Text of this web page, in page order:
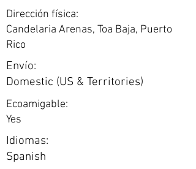
Dirección física:
Candelaria Arenas, Toa Baja, Puerto
Rico
Envío:
Domestic (US & Territories)
Ecoamigable:
Yes
Idiomas:
Spanish